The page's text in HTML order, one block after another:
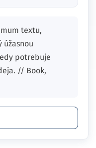
textu,
potrebuje
// Book,